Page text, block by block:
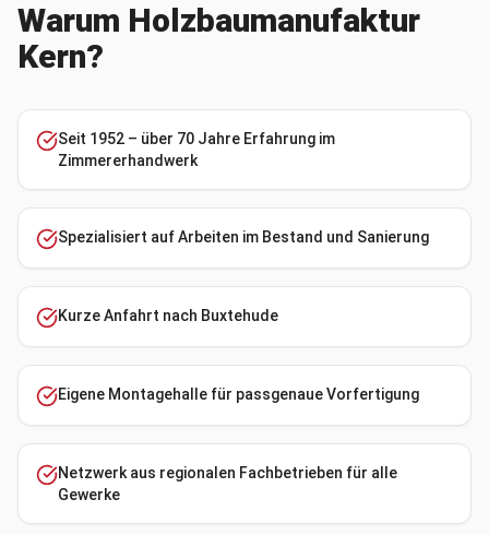
Warum Holzbaumanufaktur
Kern?
Seit 1952 – über 70 Jahre Erfahrung im
Zimmererhandwerk
Spezialisiert auf Arbeiten im Bestand und Sanierung
Kurze Anfahrt nach Buxtehude
Eigene Montagehalle für passgenaue Vorfertigung
Netzwerk aus regionalen Fachbetrieben für alle
Gewerke